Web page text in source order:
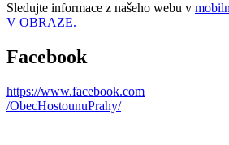
Sledujte informace z našeho webu v
V OBRAZE.
Facebook
https://www.facebook.com
/ObecHostounuPrahy/